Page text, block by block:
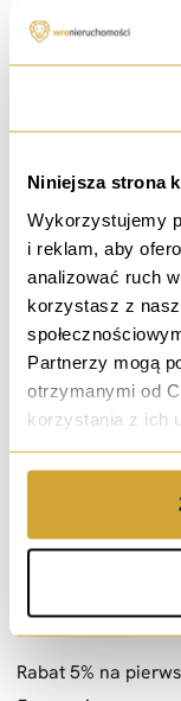
Niniejsza strona
Wykorzystujemy
i reklam, aby
analizować ruch
korzystasz z
Partnerzy mogą
otrzymanymi od
korzystania z ich
ul. Poranna, Oława
459 000 PLN
sprzedaż
Rolna zagrodowa!
Wójcice
729 000 PLN
11,07 PLN / m²
sprzedaż
Rabat 5% na